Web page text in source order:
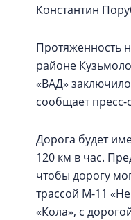
Константин
Протяженность
районе
«ВАД»
сообщает
Дорога будет
120 км в час.
чтобы дорогу
трассой М-11
«Кола», с